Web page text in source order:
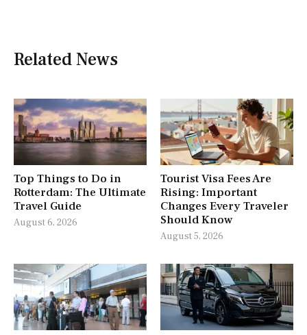
Related News
Top Things to Do in
Rotterdam: The Ultimate
Travel Guide
August 6, 2026
Tourist Visa Fees Are
Rising: Important
Changes Every Traveler
Should Know
August 5, 2026